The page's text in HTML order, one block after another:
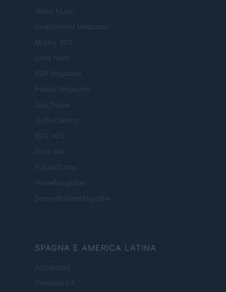
World Music
Investimenti Magazine
Money 365
Zona Nerd
B2B Magazine
People Magazine
Day Travel
Tutto Gaming
ESG 365
Food Wiki
FuturoDonna
HomeMagazine
SecondHomeMagazine
SPAGNA E AMERICA LATINA
Actualidad
Finanzas 24